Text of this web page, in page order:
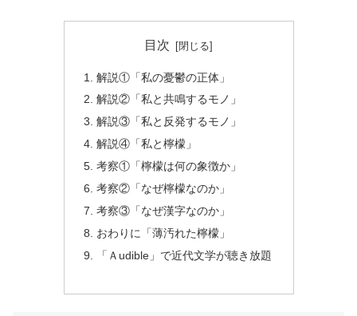
目次
解説①「私の憂鬱の正体」
解説②「私と共鳴するモノ」
解説③「私と反発するモノ」
解説④「私と檸檬」
考察①「檸檬は何の象徴か」
考察②「なぜ檸檬なのか」
考察③「なぜ漢字なのか」
おわりに「薄汚れた檸檬」
「Ａudible」で近代文学が聴き放題